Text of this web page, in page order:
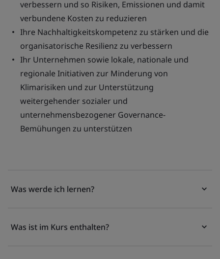
verbessern und so Risiken, Emissionen und damit
verbundene Kosten zu reduzieren
Ihre Nachhaltigkeitskompetenz zu stärken und die
organisatorische Resilienz zu verbessern
Ihr Unternehmen sowie lokale, nationale und
regionale Initiativen zur Minderung von
Klimarisiken und zur Unterstützung
weitergehender sozialer und
unternehmensbezogener Governance-
Bemühungen zu unterstützen
Was werde ich lernen?
Was ist im Kurs enthalten?